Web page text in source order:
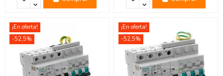
¡En oferta!
-52,5%
¡En oferta!
-52,5%